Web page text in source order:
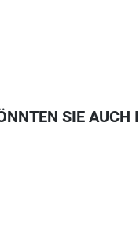
SIE AUCH